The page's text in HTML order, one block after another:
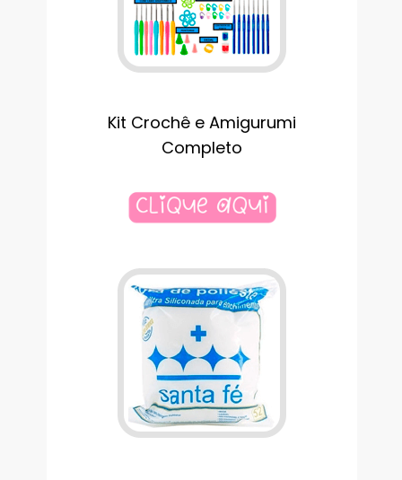
Kit Crochê e Amigurumi
Completo